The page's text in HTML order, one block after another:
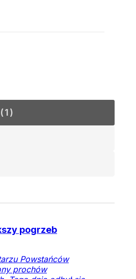
1
pogrzeb
Powstańców
prochów